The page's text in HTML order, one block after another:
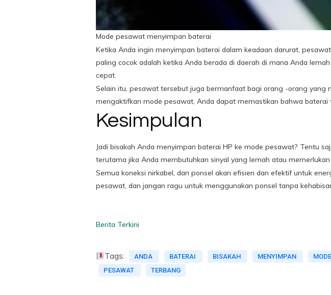
Mode pesawat menyimpan baterai
Ketika Anda ingin menyimpan baterai dalam keadaan darurat,
paling cocok adalah ketika Anda berada di daerah di mana Anda
cepat.
Selain itu, pesawat tersebut juga bermanfaat bagi orang -orang
mengaktifkan mode pesawat, Anda dapat memastikan bahwa
Kesimpulan
Jadi bisakah Anda menyimpan baterai HP ke mode pesawat? Tentu
terutama jika Anda membutuhkan sinyal yang lemah atau
Semua koneksi nirkabel, dan ponsel akan efisien dan efektif untuk
pesawat, dan jangan ragu untuk menggunakan ponsel tanpa
Berita Terkini
Tags: ANDA BATERAI BISAKAH MENYIMPAN
MODE
PESAWAT
TERBANG